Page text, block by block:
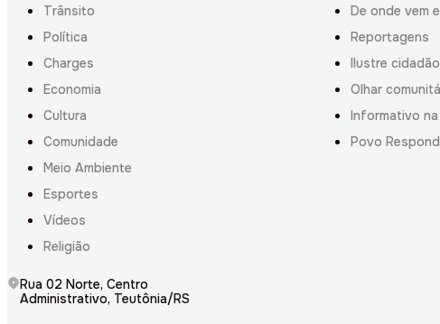
Trânsito
Política
Charges
Economia
Cultura
Comunidade
Meio Ambiente
Esportes
Vídeos
Religião
De onde vem
Reportagens
Ilustre cidadão
Olhar
Informativo
Povo
Rua 02 Norte, Centro
Administrativo, Teutônia/RS